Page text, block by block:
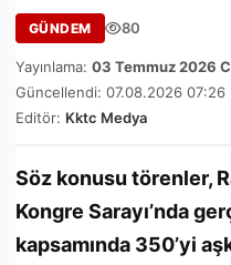
GÜNDEM 80
Yayınlama: 03 Temmuz 2026
Güncellendi: 07.08.2026 07:26
Editör: Kktc Medya
Söz konusu törenler,
Kongre Sarayı’nda
kapsamında 350’yi